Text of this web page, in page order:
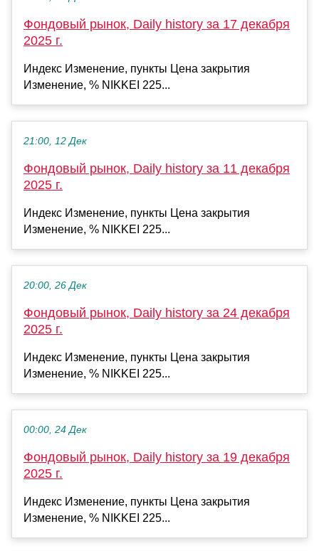
Фондовый рынок, Daily history за 17 декабря
2025 г.
Индекс Изменение, пункты Цена закрытия
Изменение, % NIKKEI 225...
21:00, 12 Дек
Фондовый рынок, Daily history за 11 декабря
2025 г.
Индекс Изменение, пункты Цена закрытия
Изменение, % NIKKEI 225...
20:00, 26 Дек
Фондовый рынок, Daily history за 24 декабря
2025 г.
Индекс Изменение, пункты Цена закрытия
Изменение, % NIKKEI 225...
00:00, 24 Дек
Фондовый рынок, Daily history за 19 декабря
2025 г.
Индекс Изменение, пункты Цена закрытия
Изменение, % NIKKEI 225...